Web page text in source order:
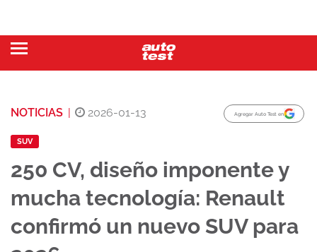
NOTICIAS | 2026-01-13 Agregar Auto Test en
SUV
250 CV, diseño imponente y
mucha tecnología: Renault
confirmó un nuevo SUV para